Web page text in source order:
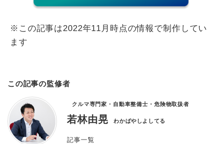
※この記事は2022年11月時点の情報で制作してい
ます
この記事の監修者
クルマ専門家・自動車整備士・危険物取扱者
若林由晃 わかばやしよしてる
記事一覧